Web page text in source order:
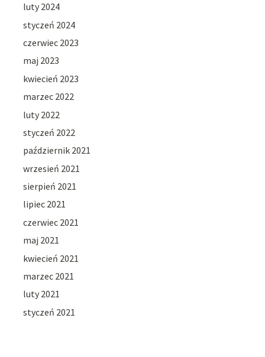
luty 2024
styczeń 2024
czerwiec 2023
maj 2023
kwiecień 2023
marzec 2022
luty 2022
styczeń 2022
październik 2021
wrzesień 2021
sierpień 2021
lipiec 2021
czerwiec 2021
maj 2021
kwiecień 2021
marzec 2021
luty 2021
styczeń 2021